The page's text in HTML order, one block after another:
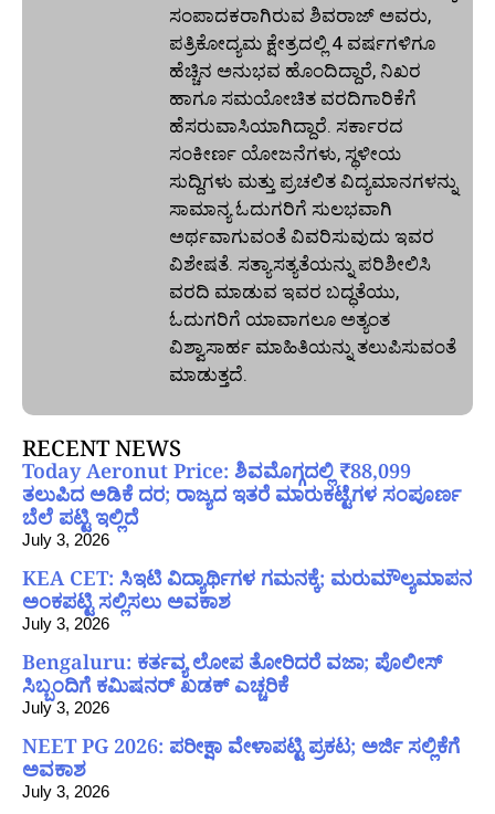
ಸಂಪಾದಕರಾಗಿರುವ ಶಿವರಾಜ್ ಅವರು,
ಪತ್ರಿಕೋದ್ಯಮ ಕ್ಷೇತ್ರದಲ್ಲಿ 4 ವರ್ಷಗಳಿಗೂ
ಹೆಚ್ಚಿನ ಅನುಭವ ಹೊಂದಿದ್ದಾರೆ, ನಿಖರ
ಹಾಗೂ ಸಮಯೋಚಿತ ವರದಿಗಾರಿಕೆಗೆ
ಹೆಸರುವಾಸಿಯಾಗಿದ್ದಾರೆ. ಸರ್ಕಾರದ
ಸಂಕೀರ್ಣ ಯೋಜನೆಗಳು, ಸ್ಥಳೀಯ
ಸುದ್ದಿಗಳು ಮತ್ತು ಪ್ರಚಲಿತ ವಿದ್ಯಮಾನಗಳನ್ನು
ಸಾಮಾನ್ಯ ಓದುಗರಿಗೆ ಸುಲಭವಾಗಿ
ಅರ್ಥವಾಗುವಂತೆ ವಿವರಿಸುವುದು ಇವರ
ವಿಶೇಷತೆ. ಸತ್ಯಾಸತ್ಯತೆಯನ್ನು ಪರಿಶೀಲಿಸಿ
ವರದಿ ಮಾಡುವ ಇವರ ಬದ್ಧತೆಯು,
ಓದುಗರಿಗೆ ಯಾವಾಗಲೂ ಅತ್ಯಂತ
ವಿಶ್ವಾಸಾರ್ಹ ಮಾಹಿತಿಯನ್ನು ತಲುಪಿಸುವಂತೆ
ಮಾಡುತ್ತದೆ.
RECENT NEWS
Today Aeronut Price: ಶಿವಮೊಗ್ಗದಲ್ಲಿ ₹88,099
ತಲುಪಿದ ಅಡಿಕೆ ದರ; ರಾಜ್ಯದ ಇತರೆ ಮಾರುಕಟ್ಟೆಗಳ ಸಂಪೂರ್ಣ
ಬೆಲೆ ಪಟ್ಟಿ ಇಲ್ಲಿದೆ
July 3, 2026
KEA CET: ಸಿಇಟಿ ವಿದ್ಯಾರ್ಥಿಗಳ ಗಮನಕ್ಕೆ; ಮರುಮೌಲ್ಯಮಾಪನ
ಅಂಕಪಟ್ಟಿ ಸಲ್ಲಿಸಲು ಅವಕಾಶ
July 3, 2026
Bengaluru: ಕರ್ತವ್ಯ ಲೋಪ ತೋರಿದರೆ ವಜಾ; ಪೊಲೀಸ್
ಸಿಬ್ಬಂದಿಗೆ ಕಮಿಷನರ್ ಖಡಕ್ ಎಚ್ಚರಿಕೆ
July 3, 2026
NEET PG 2026: ಪರೀಕ್ಷಾ ವೇಳಾಪಟ್ಟಿ ಪ್ರಕಟ; ಅರ್ಜಿ ಸಲ್ಲಿಕೆಗೆ
ಅವಕಾಶ
July 3, 2026